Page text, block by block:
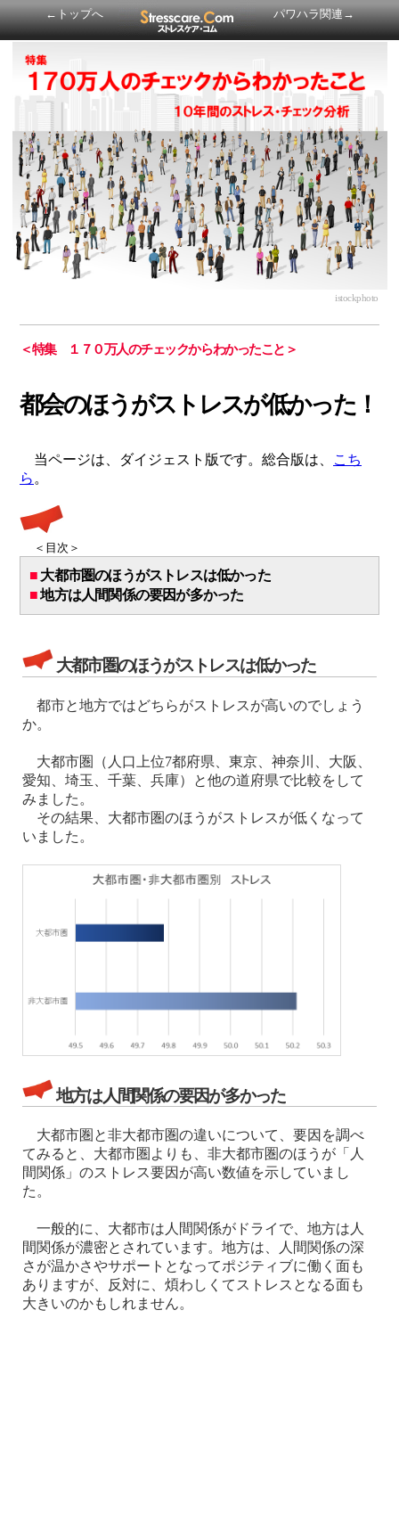
←トップへ パワハラ関連→
istockphoto
＜特集 １７０万人のチェックからわかったこと ＞
都会のほうがストレスが低かった！
当ページは、ダイジェスト版です。総合版は、
こち
ら 。
＜目次＞
■ 大都市圏のほうがストレスは低かった
■地方は人間関係の要因が多かった
大都市圏のほうがストレスは低かった
都市と地方ではどちらがストレスが高いのでしょう
か。
大都市圏（人口上位7都府県、東京、神奈川、大阪、
愛知、埼玉、千葉、兵庫）と他の道府県で比較をして
みました。
その結果、大都市圏のほうがストレスが低くなって
いました。
地方は人間関係の要因が多かった
大都市圏と非大都市圏の違いについて、要因を調べ
てみると、大都市圏よりも、非大都市圏のほうが「人
間関係」のストレス要因が高い数値を示していまし
た。
一般的に、大都市は人間関係がドライで、地方は人
間関係が濃密とされています。地方は、人間関係の深
さが温かさやサポートとなってポジティブに働く面も
ありますが、反対に、煩わしくてストレスとなる面も
大きいのかもしれません。